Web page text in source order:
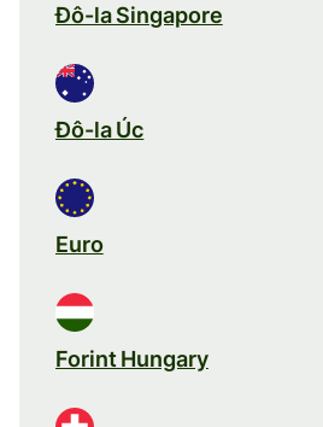
Đô-la Singapore
Đô-la Úc
Euro
Forint Hungary